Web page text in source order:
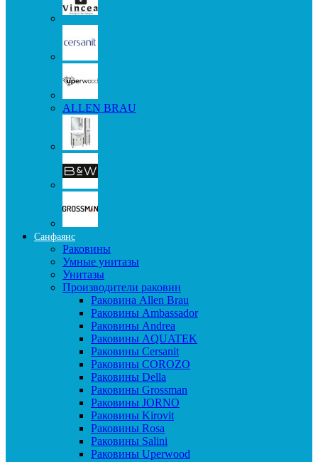
ALLEN BRAU
Санфаянс
Раковины
Умные унитазы
Унитазы
Производители раковин
Раковина Allen Brau
Раковины Ambassador
Раковины Andrea
Раковины AQUATEK
Раковины Cersanit
Раковины COROZO
Раковины Della
Раковины Grossman
Раковины JORNO
Раковины Kirovit
Раковины Rosa
Раковины Salini
Раковины Uperwood